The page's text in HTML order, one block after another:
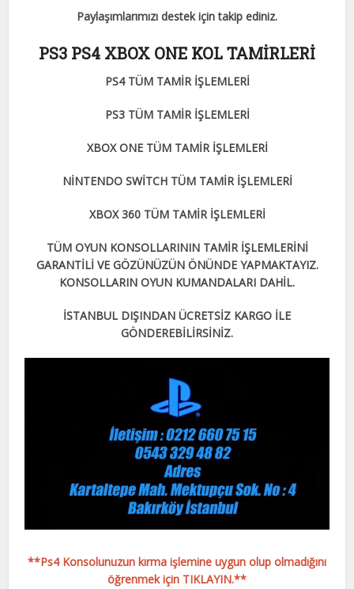
Paylaşımlarımızı destek için takip ediniz.
PS3 PS4 XBOX ONE KOL TAMİRLERİ
PS4 TÜM TAMİR İŞLEMLERİ
PS3 TÜM TAMİR İŞLEMLERİ
XBOX ONE TÜM TAMİR İŞLEMLERİ
NİNTENDO SWİTCH TÜM TAMİR İŞLEMLERİ
XBOX 360 TÜM TAMİR İŞLEMLERİ
TÜM OYUN KONSOLLARININ TAMİR İŞLEMLERİNİ
GARANTİLİ VE GÖZÜNÜZÜN ÖNÜNDE YAPMAKTAYIZ.
KONSOLLARIN OYUN KUMANDALARI DAHİL.
İSTANBUL DIŞINDAN ÜCRETSİZ KARGO İLE
GÖNDEREBİLİRSİNİZ.
**Ps4 Konsolunuzun kırma işlemine uygun olup olmadığını
öğrenmek için TIKLAYIN.**